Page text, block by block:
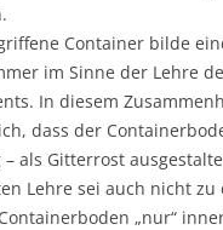
Container bilde
im Sinne der Lehre
In diesem
dass der
als Gitterrost
Lehre sei auch nicht zu
„nur“